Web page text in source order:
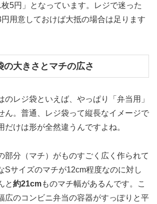
5円」となっています。レジで迷った
用意しておけば大抵の場合は足ります
の大きさとマチの広さ
のレジ袋といえば、やっぱり
「弁当用」
ん。普通、レジ袋って縦長なイメージで
だけは形が全然違うんですよね。
部分（マチ）がものすごく広く作られて
Sサイズのマチが12cm程度なのに対し
と約21cmものマチ幅があるんです。こ
広のコンビニ弁当の容器がすっぽりと平